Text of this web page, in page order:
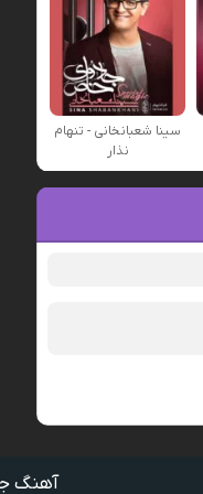
سینا شعبانخانی - تنهام
نذار
آهنگ